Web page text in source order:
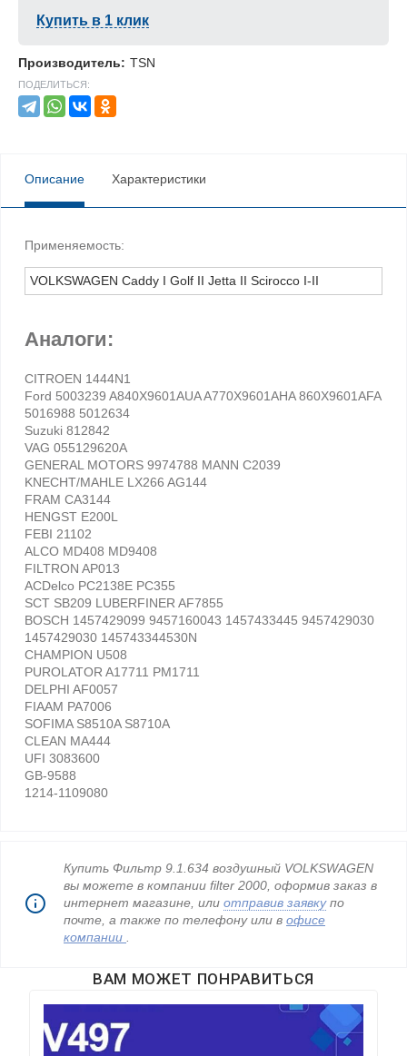
Купить в 1 клик
Производитель: TSN
ПОДЕЛИТЬСЯ:
Описание Характеристики
Применяемость:
VOLKSWAGEN Caddy I Golf II Jetta II Scirocco I-II
Аналоги:
CITROEN 1444N1
Ford 5003239 A840X9601AUA A770X9601AHA 860X9601AFA
5016988 5012634
Suzuki 812842
VAG 055129620A
GENERAL MOTORS 9974788 MANN C2039
KNECHT/MAHLE LX266 AG144
FRAM CA3144
HENGST E200L
FEBI 21102
ALCO MD408 MD9408
FILTRON AP013
ACDelco PC2138E PC355
SCT SB209 LUBERFINER AF7855
BOSCH 1457429099 9457160043 1457433445 9457429030
1457429030 145743344530N
CHAMPION U508
PUROLATOR A17711 PM1711
DELPHI AF0057
FIAAM PA7006
SOFIMA S8510A S8710A
CLEAN MA444
UFI 3083600
GB-9588
1214-1109080
Купить Фильтр 9.1.634 воздушный VOLKSWAGEN
вы можете в компании filter 2000, оформив заказ в
интернет магазине, или отправив заявкупо
почте, а также по телефонуили в офисе
компании
ВАМ МОЖЕТ ПОНРАВИТЬСЯ